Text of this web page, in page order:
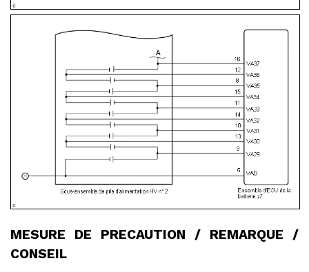
MESURE DE PRECAUTION / REMARQUE /
CONSEIL